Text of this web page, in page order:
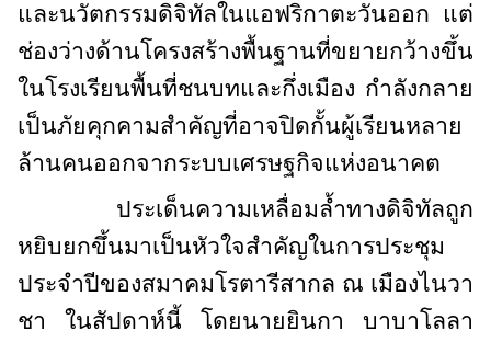
และนวัตกรรมดิจิทัลในแอฟริกาตะวันออก แต่
ช่องว่างด้านโครงสร้างพื้นฐานที่ขยายกว้างขึ้น
ในโรงเรียนพื้นที่ชนบทและกึ่งเมือง กำลังกลาย
เป็นภัยคุกคามสำคัญที่อาจปิดกั้นผู้เรียนหลาย
ล้านคนออกจากระบบเศรษฐกิจแห่งอนาคต
ประเด็นความเหลื่อมล้ำทางดิจิทัลถูก
หยิบยกขึ้นมาเป็นหัวใจสำคัญในการประชุม
ประจำปีของสมาคมโรตารีสากล ณ เมืองไนวา
ชา ในสัปดาห์นี้ โดยนายยินกา บาบาโลลา